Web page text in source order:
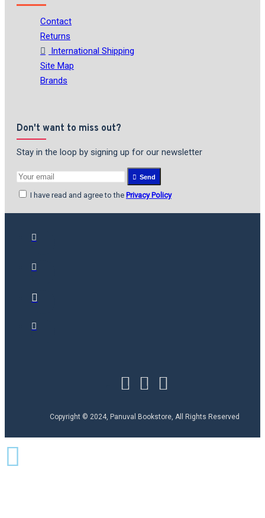
Contact
Returns
International Shipping
Site Map
Brands
Don't want to miss out?
Stay in the loop by signing up for our newsletter
Send
I have read and agree to the Privacy Policy
Copyright © 2024, Panuval Bookstore, All Rights Reserved